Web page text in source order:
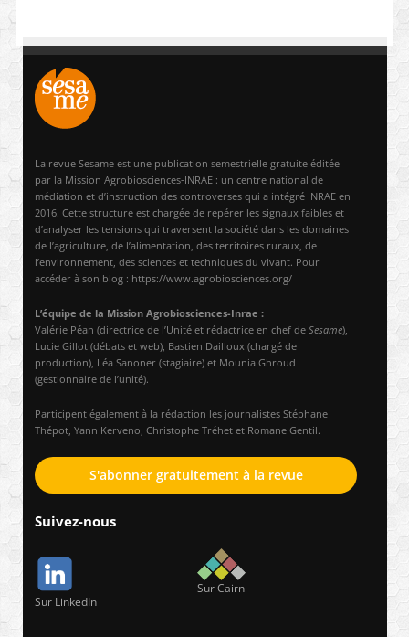
La revue Sesame est une publication semestrielle gratuite éditée
par la Mission Agrobiosciences-INRAE : un centre national de
médiation et d’instruction des controverses qui a intégré INRAE en
2016. Cette structure est chargée de repérer les signaux faibles et
d’analyser les tensions qui traversent la société dans les domaines
de l’agriculture, de l’alimentation, des territoires ruraux, de
l’environnement, des sciences et techniques du vivant. Pour
accéder à son blog : https://www.agrobiosciences.org/
L’équipe de la Mission Agrobiosciences-Inrae :
Valérie Péan (directrice de l’Unité et rédactrice en chef de Sesame),
Lucie Gillot (débats et web), Bastien Dailloux (chargé de
production), Léa Sanoner (stagiaire) et Mounia Ghroud
(gestionnaire de l’unité).
Participent également à la rédaction les journalistes Stéphane
Thépot, Yann Kerveno, Christophe Tréhet et Romane Gentil.
S'abonner gratuitement à la revue
Suivez-nous
Sur LinkedIn
Sur Cairn